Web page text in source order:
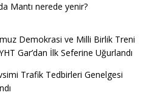
Mantı nerede yenir?
Demokrasi ve Milli Birlik Treni
Gar’dan İlk Seferine Uğurlandı
Trafik Tedbirleri Genelgesi